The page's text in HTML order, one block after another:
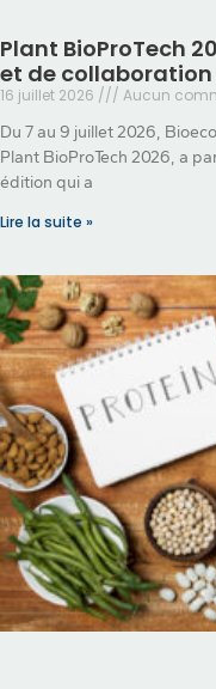
Plant BioProTech
et de collaboration
16 juillet 2026
Aucun
Du 7 au 9 juillet 2026,
Plant BioProTech 2026, a
édition qui a
Lire la suite »